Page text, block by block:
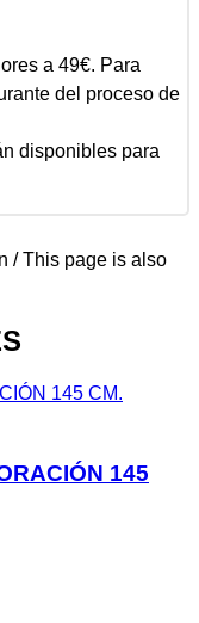
a 49€. Para
del proceso de
disponibles para
/ This page is also
145